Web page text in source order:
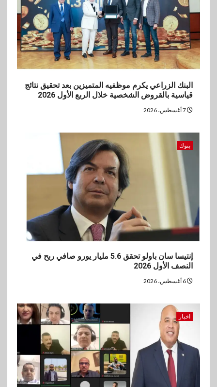
العروض المجانية
البنك الزراعي يكرم موظفيه المتميزين بعد تحقيق نتائج
قياسية بالقروض الشخصية خلال الربع الأول 2026
بنوك
إنتيسا سان باولو تحقق 5.6 مليار يورو صافي ربح في
النصف الأول 2026
اخبار